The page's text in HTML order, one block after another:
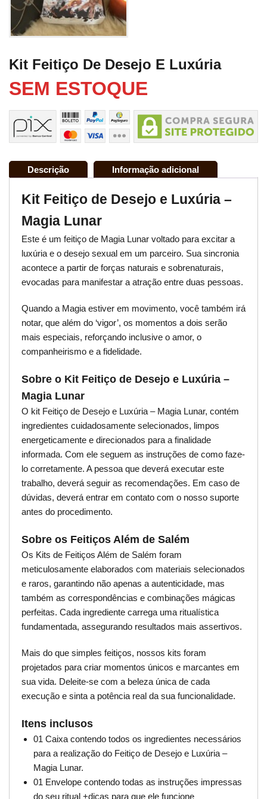
Kit Feitiço De Desejo E Luxúria
SEM ESTOQUE
Descrição Informação adicional
Kit Feitiço de Desejo e Luxúria –
Magia Lunar
Este é um feitiço de Magia Lunar voltado para excitar a
luxúria e o desejo sexual em um parceiro. Sua sincronia
acontece a partir de forças naturais e sobrenaturais,
evocadas para manifestar a atração entre duas pessoas.
Quando a Magia estiver em movimento, você também irá
notar, que além do ‘vigor’, os momentos a dois serão
mais especiais, reforçando inclusive o amor, o
companheirismo e a fidelidade.
Sobre o Kit Feitiço de Desejo e Luxúria –
Magia Lunar
O kit Feitiço de Desejo e Luxúria – Magia Lunar, contém
ingredientes cuidadosamente selecionados, limpos
energeticamente e direcionados para a finalidade
informada. Com ele seguem as instruções de como faze-
lo corretamente. A pessoa que deverá executar este
trabalho, deverá seguir as recomendações. Em caso de
dúvidas, deverá entrar em contato com o nosso suporte
antes do procedimento.
Sobre os Feitiços Além de Salém
Os Kits de Feitiços Além de Salém foram
meticulosamente elaborados com materiais selecionados
e raros, garantindo não apenas a autenticidade, mas
também as correspondências e combinações mágicas
perfeitas. Cada ingrediente carrega uma ritualística
fundamentada, assegurando resultados mais assertivos.
Mais do que simples feitiços, nossos kits foram
projetados para criar momentos únicos e marcantes em
sua vida. Deleite-se com a beleza única de cada
execução e sinta a potência real da sua funcionalidade.
Itens inclusos
01 Caixa contendo todos os ingredientes necessários
para a realização do Feitiço de Desejo e Luxúria –
Magia Lunar.
01 Envelope contendo todas as instruções impressas
do seu ritual +dicas para que ele funcione